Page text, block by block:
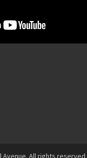
Avenue. All rights reserved.